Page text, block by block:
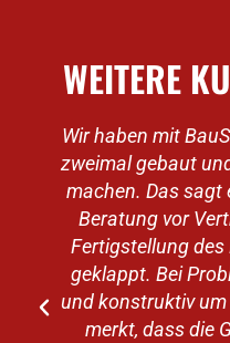
WEITERE
Wir haben mit
zweimal gebaut
machen. Das sagt
Beratung vor
Fertigstellung
geklappt. Bei
und konstruktiv
merkt, dass die